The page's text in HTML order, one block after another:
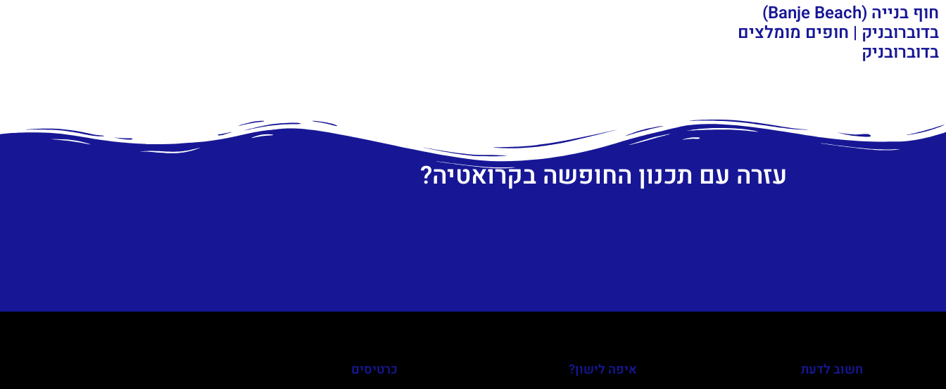
חוף בנייה (Banje Beach)
בדוברובניק | חופים מומלצים
בדוברובניק
עזרה עם תכנון החופשה בקרואטיה?
חשוב לדעת
איפה לישון?
כרטיסים